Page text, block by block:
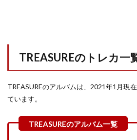
TREASUREのトレカ一
TREASUREのアルバムは、2021年1月現
ています。